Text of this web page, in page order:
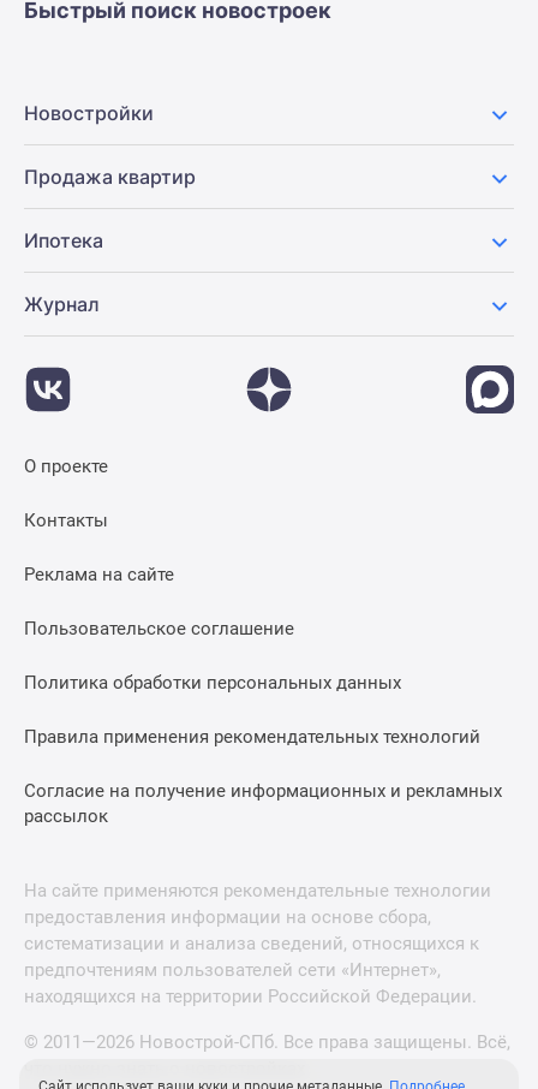
Быстрый поиск новостроек
Новостройки
Продажа квартир
Ипотека
Журнал
О проекте
Контакты
Реклама на сайте
Пользовательское соглашение
Политика обработки персональных данных
Правила применения рекомендательных технологий
Согласие на получение информационных и рекламных
рассылок
На сайте применяются рекомендательные технологии
предоставления информации на основе сбора,
систематизации и анализа сведений, относящихся к
предпочтениям пользователей сети «Интернет»,
находящихся на территории Российской Федерации.
© 2011—2026 Новострой-СПб. Все права защищены. Всё,